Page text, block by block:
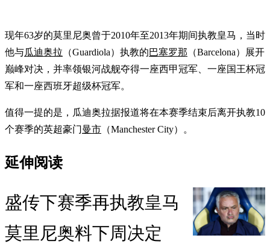
现年63岁的莫里尼奥曾于2010年至2013年期间执教皇马，当时
他与瓜迪奥拉 （Guardiola）执教的巴塞罗那 （Barcelona）展开
巅峰对决，并率领银河战舰夺得一座西甲冠军、一座国王杯冠
军和一座西班牙超级杯冠军。
值得一提的是，瓜迪奥拉据报道将在本赛季结束后离开执教10
个赛季的英超豪门曼市 （Manchester City）。
延伸阅读
盛传下赛季再执教皇马
莫里尼奥料下周决定